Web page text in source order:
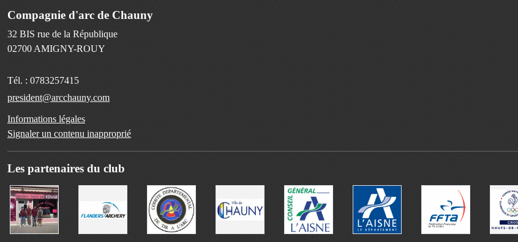
Compagnie d'arc de Chauny
32 BIS rue de la République
02700 AMIGNY-ROUY
Tél. : 0783257415
president@arcchauny.com
Informations légales
Signaler un contenu inapproprié
Les partenaires du club